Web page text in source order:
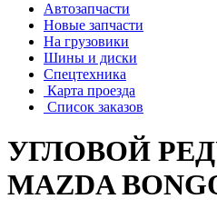
Автозапчасти
Новые запчасти
На грузовики
Шины и диски
Спецтехника
Карта проезда
Список заказов
УГЛОВОЙ
MAZDA